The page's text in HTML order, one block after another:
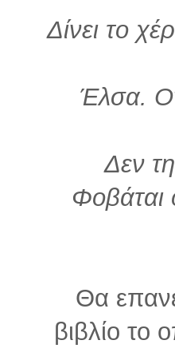
Δίνει το
Έλσα.
Δεν
Φοβάται
Θα
βιβλίο το